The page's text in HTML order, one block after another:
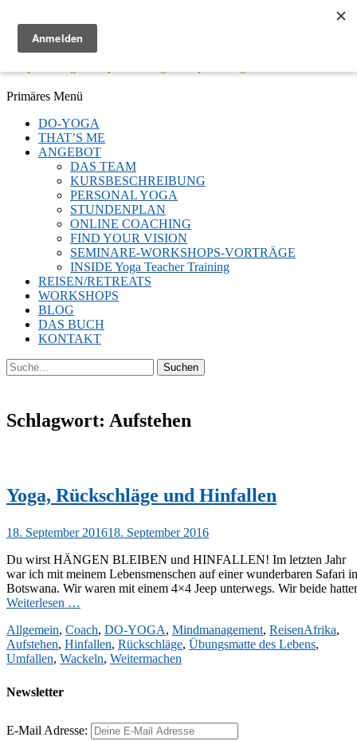
Menü
Facebook
Twitter
E-
LinkedIn
YouTube
Instagram
Primäres Menü
Zum
Inhalt
springen
DO-YOGA
THAT’S ME
ANGEBOT
DAS TEAM
KURSBESCHREIBUNG
PERSONAL YOGA
STUNDENPLAN
ONLINE COACHING
FIND YOUR VISION
SEMINARE-WORKSHOPS-VORTRÄGE
INSIDE Yoga Teacher Training
REISEN/RETREATS
WORKSHOPS
BLOG
DAS BUCH
KONTAKT
Suchen
Suchen
nach:
Schlagwort: Aufstehen
Yoga, Rückschläge und Hinfallen
Veröffentlicht
18. September 201618. September 2016
Du wirst HÄNGEN BLEIBEN und HINFALLEN! Im letzten Jahr
war ich mit meinem Lebensmenschen auf einer wunderbaren Safari in
Botswana. Wir waren mit einem 4×4 Jeep unterwegs. Wir beide
Weiterlesen …
Kategorien
Allgemein, Coach, DO-YOGA, Mindmanagement, ReisenAfrika,
Aufstehen, Hinfallen, Rückschläge, Übungsmatte des Lebens,
Umfallen, Wackeln, Weitermachen
Newsletter
E-Mail Adresse: